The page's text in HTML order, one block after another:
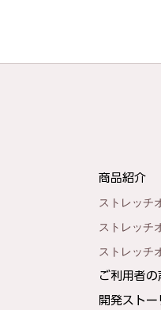
ヘルスアカデミー
商品紹介
ストレッチ
ストレッ
ストレッ
ご利用者の
開発ストー